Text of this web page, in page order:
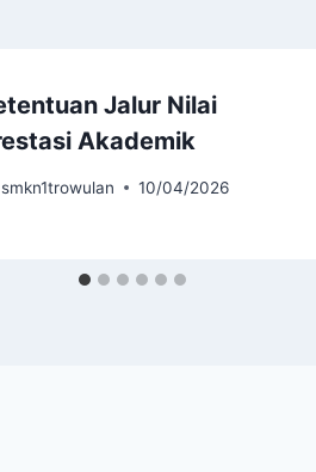
Jalur Nilai
Akademik
smkn1trowulan 10/04/2026